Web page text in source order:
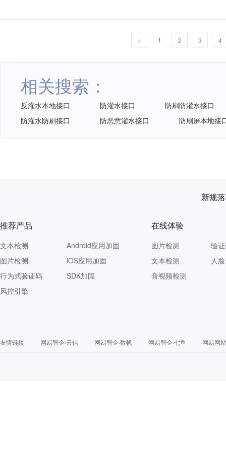
< 1 2 3 4
相关搜索：
反灌水本地接口 防灌水接口
防刷防灌水接口
防灌水防刷接口
防恶意灌水接口 防刷屏本地接
推荐产品
文本检测
图片检测
行为式验证码
风控引擎
Android应用加固
iOS应用加固
SDK加固
在线体验
图片检测
文本检测
音视频检测
验
人
友情链接 网易智企·云信 网易智企·数帆 网易智企·七鱼 网易网